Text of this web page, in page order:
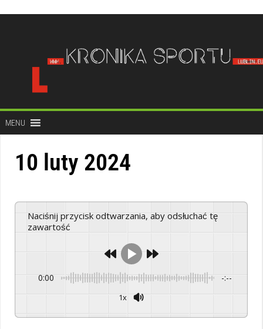
treści
MENU
10 luty 2024
Naciśnij przycisk odtwarzania, aby odsłuchać tę
zawartość
0:00 -:--
1x